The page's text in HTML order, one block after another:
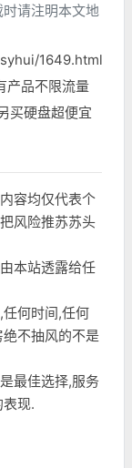
请注明本文地
1649.html
产品不限流量
买硬盘超便宜
容均仅代表个
风险推苏苏头
本站透露给任
何时间,任何
不抽风的不是
最佳选择,服务
现.